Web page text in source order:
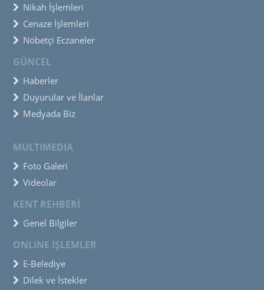
Nikah İşlemleri
Cenaze İşlemleri
Nöbetçi Eczaneler
GÜNCEL
Haberler
Duyurular ve İlanlar
Medyada Biz
MULTIMEDIA
Foto Galeri
Videolar
KENT REHBERİ
Genel Bilgiler
ONLINE İŞLEMLER
E-Belediye
Dilek ve İstekler